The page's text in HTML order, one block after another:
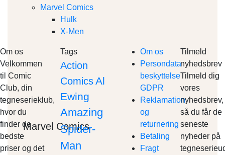
Marvel Comics
Marvel Comics
Hulk
X-Men
Om os
Velkommen
til Comic
Club, din
tegneserieklub,
hvor du
finder de
bedste
priser og det
Tags
Action
Comics Al
Ewing
Amazing
Spider-
Man
Om os
Persondata
beskyttelse
GDPR
Reklamation
og
returnering
Betaling
Fragt
Tilmeld
nyhedsbrev
Tilmeld dig
vores
nyhedsbrev,
så du får de
seneste
nyheder på